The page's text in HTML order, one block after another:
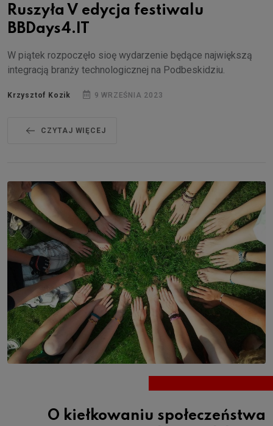
Ruszyła V edycja festiwalu
BBDays4.IT
W piątek rozpoczęło sioę wydarzenie będące największą
integracją branży technologicznej na Podbeskidziu.
Krzysztof Kozik 9 WRZEŚNIA 2023
CZYTAJ WIĘCEJ
O kiełkowaniu społeczeństwa